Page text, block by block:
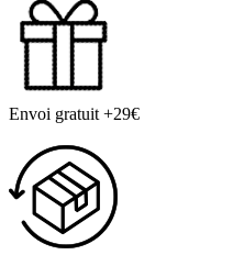
Envoi gratuit +29€